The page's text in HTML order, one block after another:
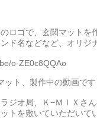
ロゴで、玄関マットを
ド名などなど、オリジ
o-ZE0c8QQAo
ット、製作中の動画です
ジオ局、Ｋ−ＭＩＸさん
トを敷いていただいて